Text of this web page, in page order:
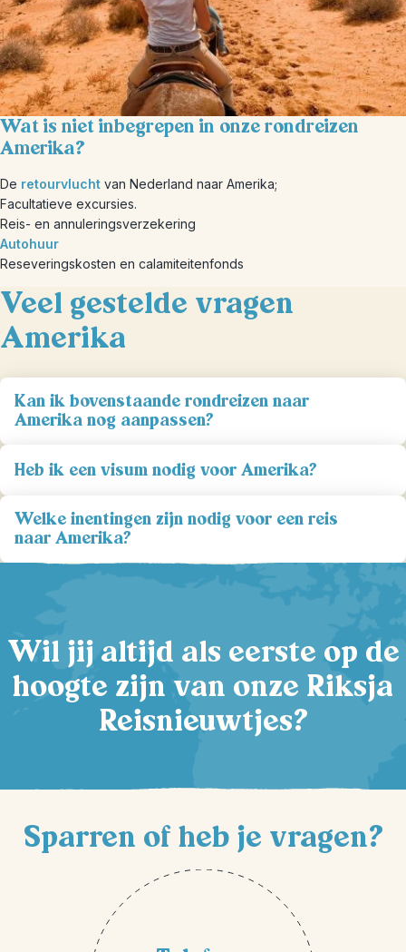
Wat is niet inbegrepen in onze rondreizen
Amerika?
De retourvlucht van Nederland naar Amerika;
Facultatieve excursies.
Reis- en annuleringsverzekering
Autohuur
Reseveringskosten en calamiteitenfonds
Veel gestelde vragen
Amerika
Kan ik bovenstaande rondreizen naar
Amerika nog aanpassen?
Heb ik een visum nodig voor Amerika?
Welke inentingen zijn nodig voor een reis
naar Amerika?
Wil jij altijd als eerste op de
hoogte zijn van onze Riksja
Reisnieuwtjes?
Sparren of heb je vragen?